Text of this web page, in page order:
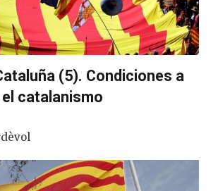
(5). Condiciones a
catalanismo